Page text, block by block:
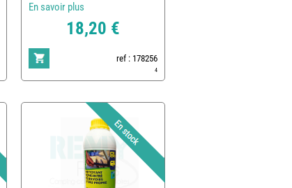
En savoir plus
18,20 €
ref : 178256
4